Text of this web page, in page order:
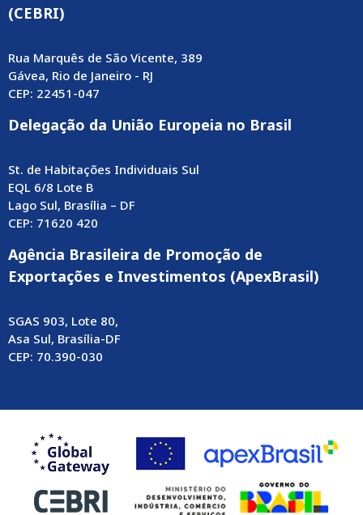
(CEBRI)
Rua Marquês de São Vicente, 389
Gávea, Rio de Janeiro - RJ
CEP: 22451-047
Delegação da União Europeia no Brasil
St. de Habitações Individuais Sul
EQL 6/8 Lote B
Lago Sul, Brasília – DF
CEP: 71620 420
Agência Brasileira de Promoção de
Exportações e Investimentos (ApexBrasil)
SGAS 903, Lote 80,
Asa Sul, Brasília-DF
CEP: 70.390-030